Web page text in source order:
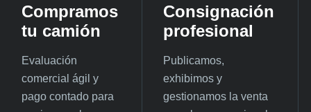
Compramos
tu camión
Evaluación
comercial ágil y
pago contado para
Consignación
profesional
Publicamos,
exhibimos y
gestionamos la venta